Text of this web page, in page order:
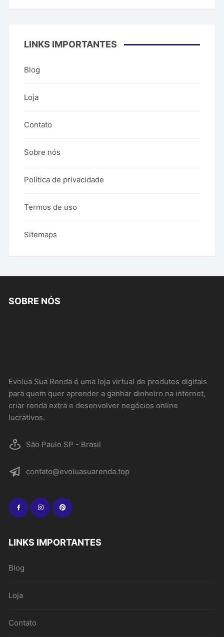
LINKS IMPORTANTES
Blog
Loja
Contato
Sobre nós
Política de privacidade
Termos de uso
Sitemaps
SOBRE NÓS
Evolua Sua Renda é uma loja virtual de produtos digitais
para quem quer aprender a ganhar dinheiro na internet,
criar renda extra e desenvolver negócios online
lucrativos.
São Paulo SP - Brasil
contato@evoluasuarenda.top
LINKS IMPORTANTES
Blog
Loja
Contato